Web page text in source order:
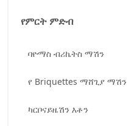
የምርት ምድብ
ባዮማስ ብሪኬትስ ማሽን
የ Briquettes ማሸጊያ ማሽን
ካርቦናይዜሽን እቶን